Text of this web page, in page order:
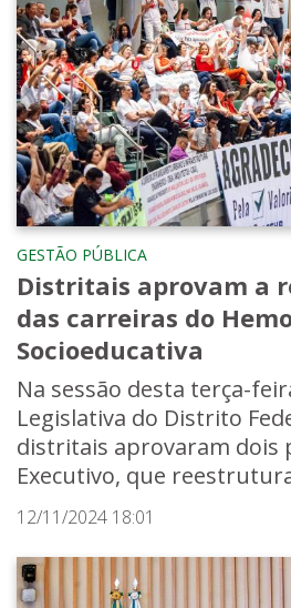
GESTÃO PÚBLICA
Distritais aprovam a
das carreiras do
Socioeducativa
Na sessão desta terça-
Legislativa do Distrito
distritais aprovaram dois
Executivo, que
12/11/2024 18:01